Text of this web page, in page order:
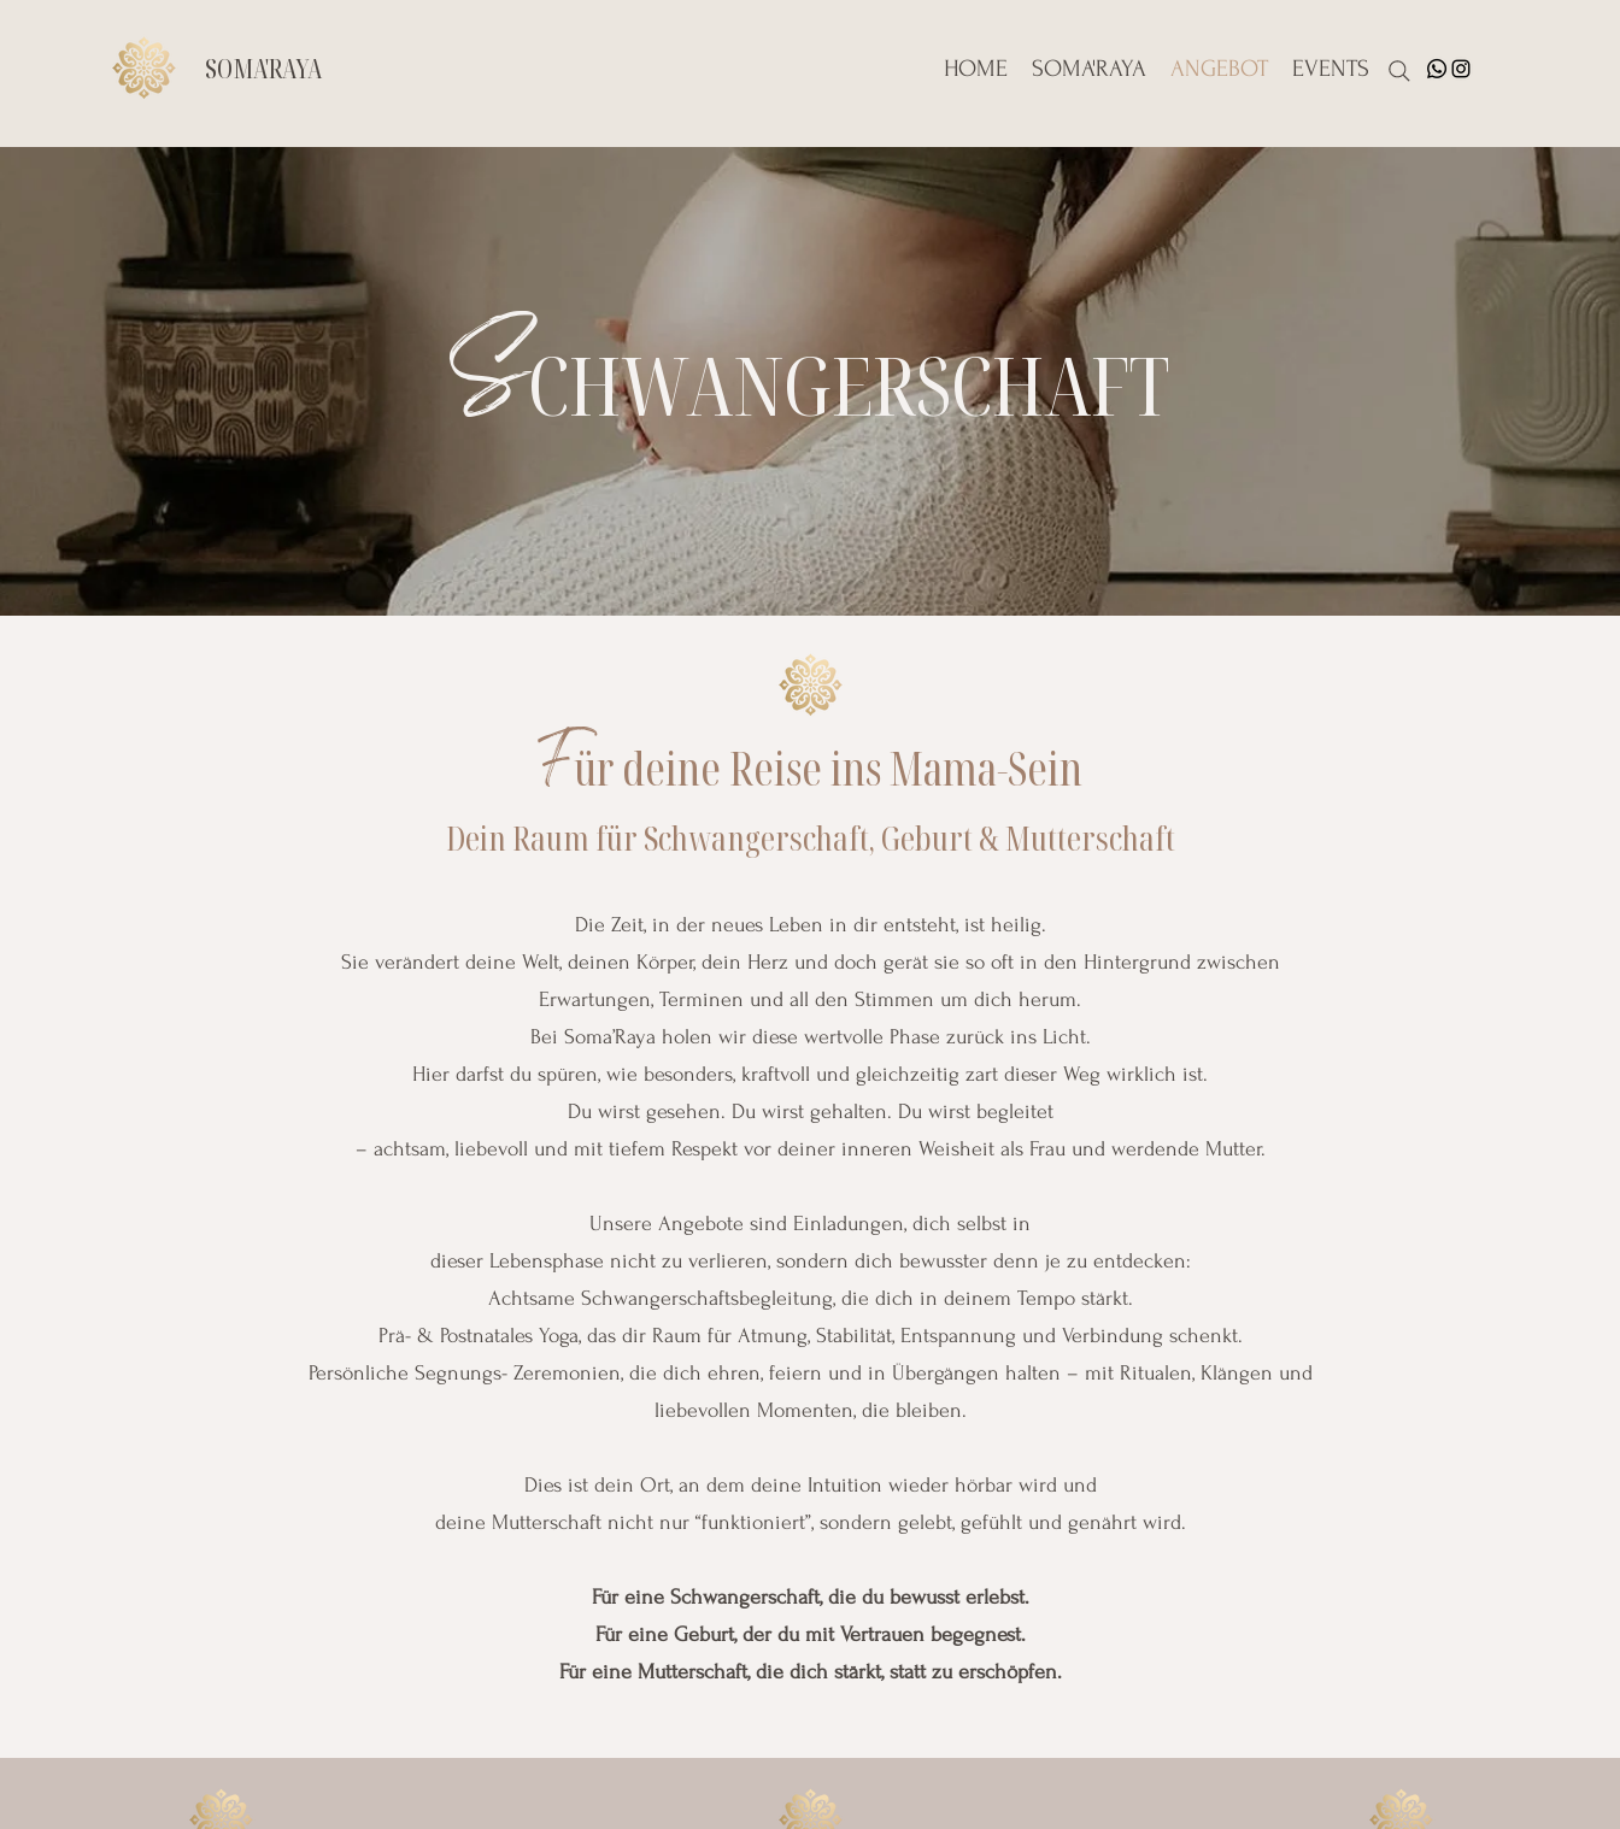
SOMA'RAYA HOME SOMA'RAYA ANGEBOT EVENTS
SCHWANGERSCHAFT
Für deine Reise ins Mama-Sein
Dein Raum für Schwangerschaft, Geburt & Mutterschaft
Die Zeit, in der neues Leben in dir entsteht, ist heilig.
Sie verändert deine Welt, deinen Körper, dein Herz und doch gerät sie so oft in den Hintergrund zwischen
Erwartungen, Terminen und all den Stimmen um dich herum.
Bei Soma’Raya holen wir diese wertvolle Phase zurück ins Licht.
Hier darfst du spüren, wie besonders, kraftvoll und gleichzeitig zart dieser Weg wirklich ist.
Du wirst gesehen. Du wirst gehalten. Du wirst begleitet
– achtsam, liebevoll und mit tiefem Respekt vor deiner inneren Weisheit als Frau und werdende Mutter.
Unsere Angebote sind Einladungen, dich selbst in
dieser Lebensphase nicht zu verlieren, sondern dich bewusster denn je zu entdecken:
Achtsame Schwangerschaftsbegleitung, die dich in deinem Tempo stärkt.
Prä- & Postnatales Yoga, das dir Raum für Atmung, Stabilität, Entspannung und Verbindung schenkt.
Persönliche Segnungs- Zeremonien, die dich ehren, feiern und in Übergängen halten – mit Ritualen, Klängen und
liebevollen Momenten, die bleiben.
Dies ist dein Ort, an dem deine Intuition wieder hörbar wird und
deine Mutterschaft nicht nur “funktioniert”, sondern gelebt, gefühlt und genährt wird.
Für eine Schwangerschaft, die du bewusst erlebst.
Für eine Geburt, der du mit Vertrauen begegnest.
Für eine Mutterschaft, die dich stärkt, statt zu erschöpfen.